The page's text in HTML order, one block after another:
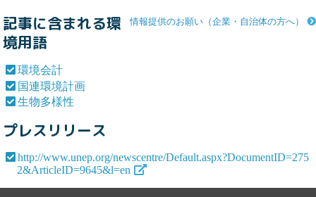
情報提供のお願い（企業・自治体の方へ）
記事に含まれる環
境用語
環境会計
国連環境計画
生物多様性
プレスリリース
http://www.unep.org/newscentre/Default.aspx?DocumentID=275
2&ArticleID=9645&l=en